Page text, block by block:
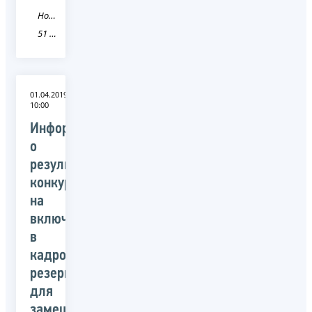
Новость
51 Мурманская область
01.04.2019
10:00
Информация
о
результатах
конкурса
на
включение
в
кадровый
резерв
для